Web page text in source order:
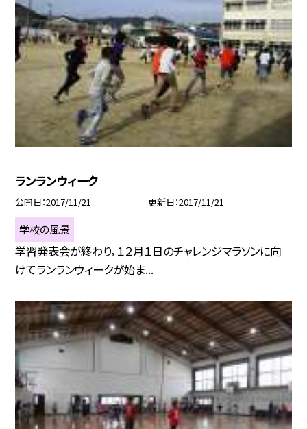
ランランウィーク
公開日 2017/11/21 更新日 2017/11/21
学校の風景
学習発表会が終わり，１２月１日のチャレンジマラソンに向
けてランランウィークが始ま...